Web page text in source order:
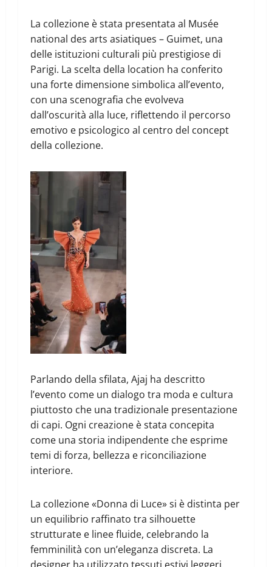
La collezione è stata presentata al Musée
national des arts asiatiques – Guimet, una
delle istituzioni culturali più prestigiose di
Parigi. La scelta della location ha conferito
una forte dimensione simbolica all’evento,
con una scenografia che evolveva
dall’oscurità alla luce, riflettendo il percorso
emotivo e psicologico al centro del concept
della collezione.
Parlando della sfilata, Ajaj ha descritto
l’evento come un dialogo tra moda e cultura
piuttosto che una tradizionale presentazione
di capi. Ogni creazione è stata concepita
come una storia indipendente che esprime
temi di forza, bellezza e riconciliazione
interiore.
La collezione «Donna di Luce» si è distinta per
un equilibrio raffinato tra silhouette
strutturate e linee fluide, celebrando la
femminilità con un’eleganza discreta. La